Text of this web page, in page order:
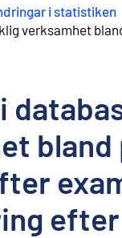
i statistiken
verksamhet